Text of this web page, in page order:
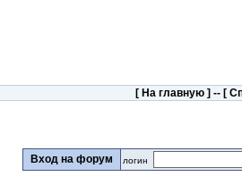
[ На главную] -- [
Вход на форум логин